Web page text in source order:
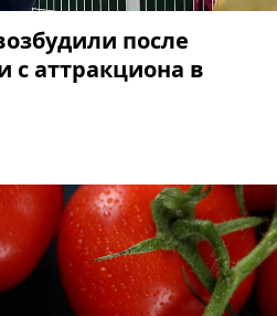
после
с аттракциона в